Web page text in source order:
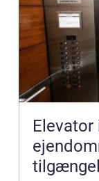
Elevator